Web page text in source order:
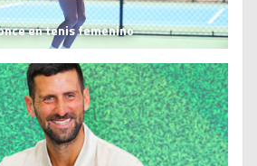
en tenis femenino